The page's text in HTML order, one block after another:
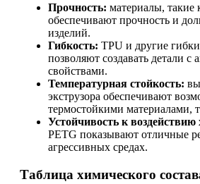
Прочность: материалы, такие
обеспечивают прочность и
изделий.
Гибкость: TPU и другие
позволяют создавать детали
свойствами.
Температурная стойкость:
экструзора обеспечивают
термостойкими материалами,
Устойчивость к
PETG показывают отличные
агрессивных средах.
Таблица химического